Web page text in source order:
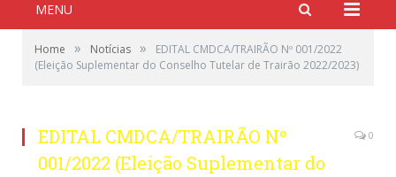
MENU
Home » Notícias »
EDITAL CMDCA/TRAIRÃO Nº 001/2022
(Eleição Suplementar do Conselho Tutelar de Trairão 2022/2023)
EDITAL CMDCA/TRAIRÃO Nº
001/2022 (Eleição Suplementar do
0